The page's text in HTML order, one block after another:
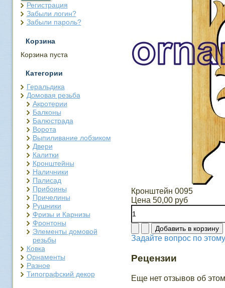
Регистрация
Забыли логин?
Забыли пароль?
Корзина
Корзина пуста
Категории
Геральдика
Домовая резьба
Акротерии
Балконы
Балюстрада
Ворота
Выпиливание лобзиком
Двери
Калитки
Кронштейны
Наличники
Палисад
Прибоины
Причелины
Рушники
Фризы и Карнизы
Фронтоны
Элементы домовой
резьбы
Ковка
Орнаменты
Разное
Типографский декор
Кронштейн 0095
Цена 50,00 руб
Задайте вопрос по
Рецензии
Еще нет отзывов об